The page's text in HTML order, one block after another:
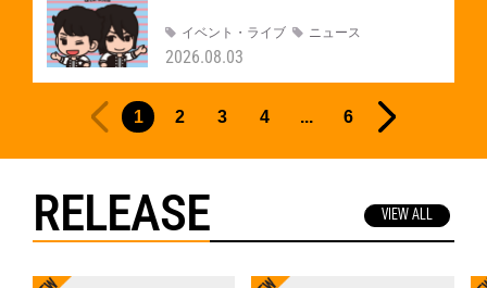
2026.08.03
イベント・ライブ ニュース
1 2 3 4 ... 6
RELEASE VIEW ALL